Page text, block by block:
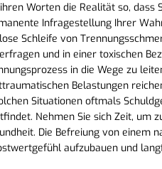
Worten die Realität so, dass
Infragestellung Ihrer
Schleife von
und in einer toxischen
in die Wege zu
Belastungen
Situationen oftmals
Nehmen Sie sich Zeit, um
Die Befreiung von einem
aufzubauen und